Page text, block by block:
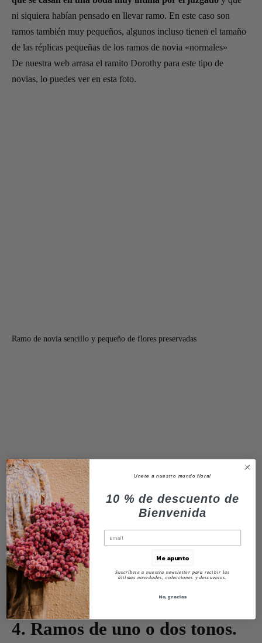
ni siquiera habían pensado en llevar ramo. En este caso son
ramos también muy pequeños, algunos incluso tienen el tamaño
de las réplicas pequeñas de los ramos de novia «normales»
De nuestra web arrasa el ramito Dorothy para este tipo de
novias, lo puedes ver en esta foto.
Ramo de novia sencillo y pequeño de flores preservadas
4. Ramos de uno o dos tonos.
Unete a nuestro mundo floral
10 % de descuento de
Bienvenida
Me apunto
Suscríbete a nuestra newsletter para recibir las
últimas novedades, colecciones y descuentos.
No, gracias